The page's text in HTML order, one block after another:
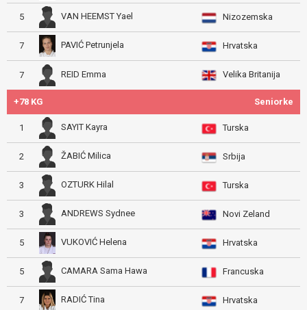
5 VAN HEEMST Yael Nizozemska
7 PAVIĆ Petrunjela Hrvatska
7 REID Emma Velika Britanija
+78 KG Seniorke
1 SAYIT Kayra Turska
2 ŽABIĆ Milica Srbija
3 OZTURK Hilal Turska
3 ANDREWS Sydnee Novi Zeland
5 VUKOVIĆ Helena Hrvatska
5 CAMARA Sama Hawa Francuska
7 RADIĆ Tina Hrvatska